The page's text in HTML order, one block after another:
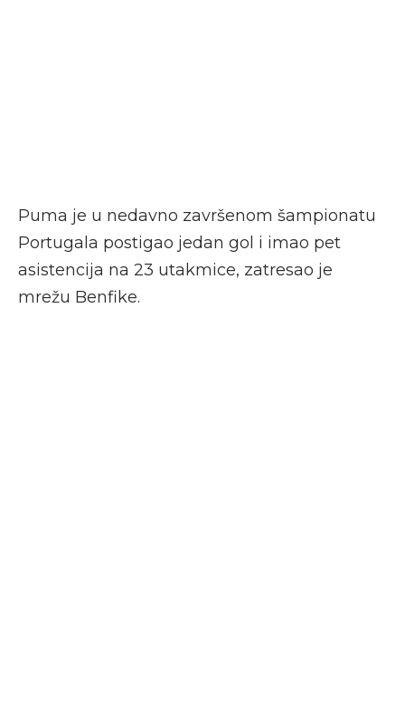
Puma je u nedavno završenom šampionatu
Portugala postigao jedan gol i imao pet
asistencija na 23 utakmice, zatresao je
mrežu Benfike.